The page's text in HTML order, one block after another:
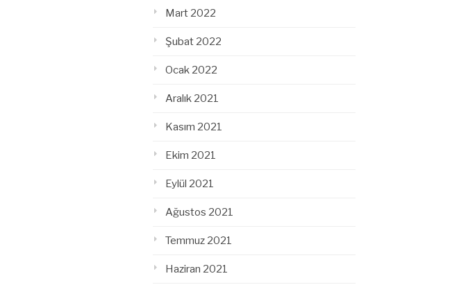
Mart 2022
Şubat 2022
Ocak 2022
Aralık 2021
Kasım 2021
Ekim 2021
Eylül 2021
Ağustos 2021
Temmuz 2021
Haziran 2021